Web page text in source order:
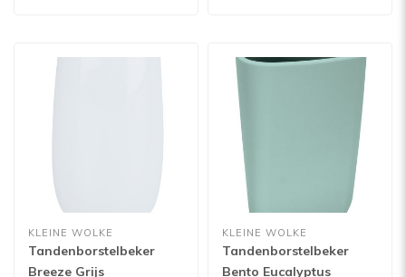
KLEINE WOLKE
Tandenborstelbeker
Breeze Grijs
KLEINE WOLKE
Tandenborstelbeker
Bento Eucalyptus